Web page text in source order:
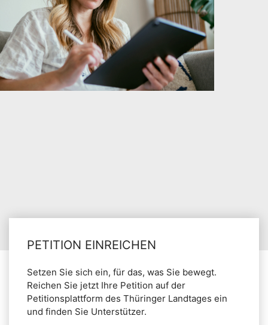
PETITION EINREICHEN
Setzen Sie sich ein, für das, was Sie bewegt.
Reichen Sie jetzt Ihre Petition auf der
Petitionsplattform des Thüringer Landtages ein
und finden Sie Unterstützer.